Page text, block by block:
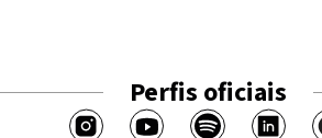
Perfis oficiais